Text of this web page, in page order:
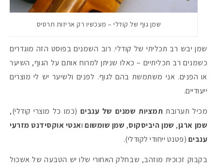
שמן גוף של קודלי – מעכשיו רק אריזות תרסיס
שמן יבש רב תכליתי של קודלי. רוב השמנים בפוסט הזה מוגדרים
כשמנים רב תכליתיים – כאלו שניתן למרוח אותם על הגוף, השיער
או הפנים. אני משתמשת בהם לגוף. לפנים ולשיער יש לי מוצרים
ייעודיים.
מכיל תערובת תמציות שמנים של ענבים (כמו כל מוצרי קודלי),
שמן ארגן, שמן היביסקוס, שמן שומשוםואנטי אוקסידנט מזרעי
ענבים (פטנט ייחודי לקודלי).
בקבוק זכוכית מוזהב, שבחלק האחורי שלו יש הטבעה של אשכול